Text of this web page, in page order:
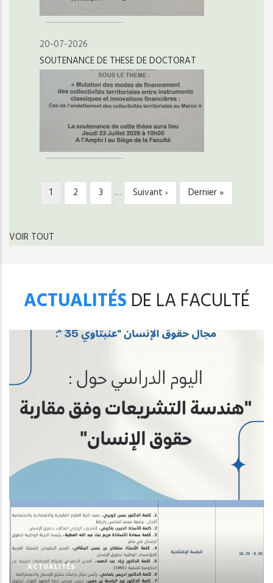
20-07-2026
SOUTENANCE DE THESE DE DOCTORAT
PAGINATION
Page
courante
1 Page
2 Page
3 …
Page
suivante
Suivant ›
Dernière
page
Dernier »
VOIR TOUT
ACTUALITÉS DE LA FACULTÉ
ACTUALITÉS